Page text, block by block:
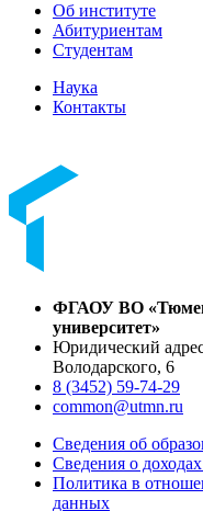
Об институте
Абитуриентам
Студентам
Наука
Контакты
ФГАОУ ВО
университет»
Юридический
Володарского, 6
8 (3452) 59-74-29
common@utmn.ru
Сведения об
Сведения о
Политика в
данных